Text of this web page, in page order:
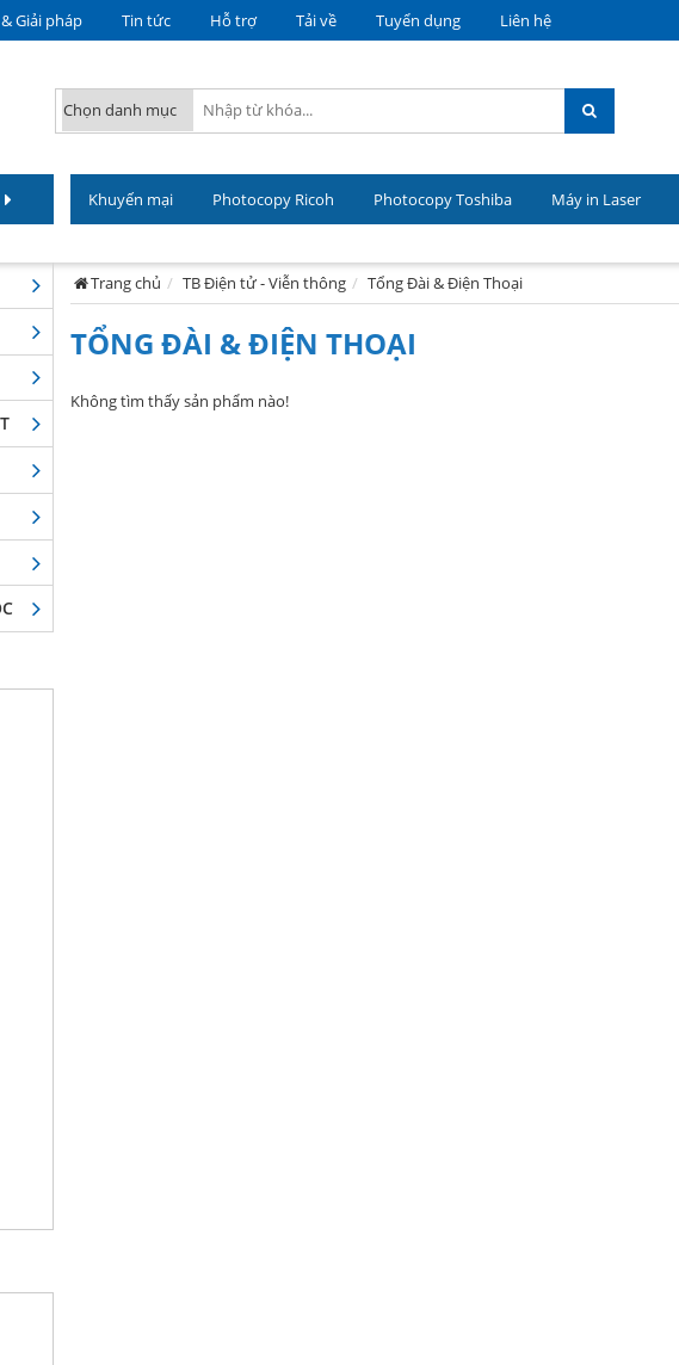
Giải pháp Tin tức Hỗ trợ Tải về Tuyển dụng Liên hệ
Khuyến mại Photocopy Ricoh Photocopy Toshiba Máy in Laser
Trang chủ TB Điện tử - Viễn thông Tổng Đài & Điện Thoại
TỔNG ĐÀI & ĐIỆN THOẠI
Không tìm thấy sản phẩm nào!